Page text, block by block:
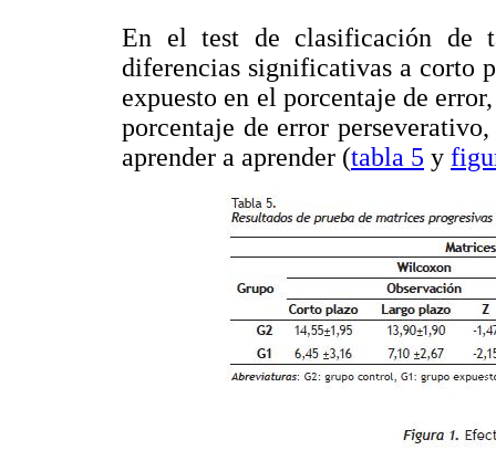
En el test de clasificación de
diferencias significativas a corto
expuesto en el porcentaje de
porcentaje de error
aprender a aprender (tabla 5 y